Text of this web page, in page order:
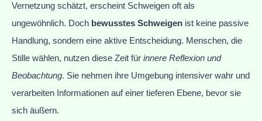
Vernetzung schätzt, erscheint Schweigen oft als
ungewöhnlich. Doch bewusstes Schweigen ist keine passive
Handlung, sondern eine aktive Entscheidung. Menschen, die
Stille wählen, nutzen diese Zeit für innere Reflexion und
Beobachtung. Sie nehmen ihre Umgebung intensiver wahr und
verarbeiten Informationen auf einer tieferen Ebene, bevor sie
sich äußern.